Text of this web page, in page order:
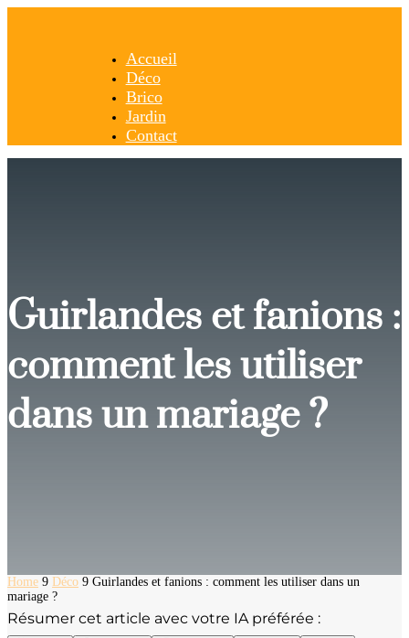
Accueil
Déco
Brico
Jardin
Contact
Guirlandes et fanions :
comment les utiliser
dans un mariage ?
Home 9 Déco 9 Guirlandes et fanions : comment les utiliser dans un
mariage ?
Résumer cet article avec votre IA préférée :